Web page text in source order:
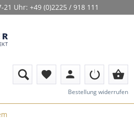
21 Uhr: +49 (0)2225 / 918 111
favorite person shopping_basket
Bestellung widerrufen